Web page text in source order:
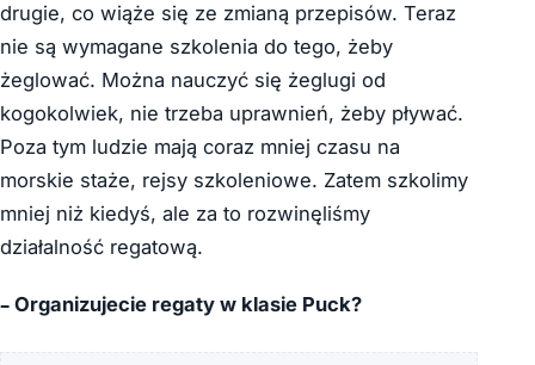
drugie, co wiąże się ze zmianą przepisów. Teraz
nie są wymagane szkolenia do tego, żeby
żeglować. Można nauczyć się żeglugi od
kogokolwiek, nie trzeba uprawnień, żeby pływać.
Poza tym ludzie mają coraz mniej czasu na
morskie staże, rejsy szkoleniowe. Zatem szkolimy
mniej niż kiedyś, ale za to rozwinęliśmy
działalność regatową.
– Organizujecie regaty w klasie Puck?